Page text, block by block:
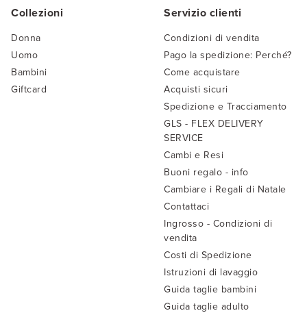
Collezioni
Donna
Uomo
Bambini
Giftcard
Servizio clienti
Condizioni di vendita
Pago la spedizione: Perché?
Come acquistare
Acquisti sicuri
Spedizione e Tracciamento
GLS - FLEX DELIVERY
SERVICE
Cambi e Resi
Buoni regalo - info
Cambiare i Regali di Natale
Contattaci
Ingrosso - Condizioni di
vendita
Costi di Spedizione
Istruzioni di lavaggio
Guida taglie bambini
Guida taglie adulto